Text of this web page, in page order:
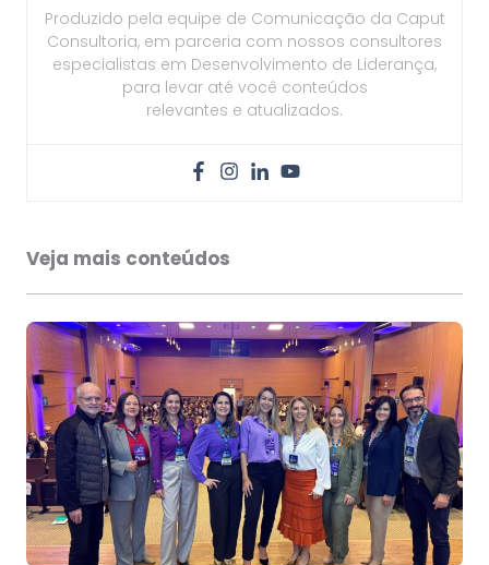
Produzido pela equipe de Comunicação da Caput
Consultoria, em parceria com nossos consultores
especialistas em Desenvolvimento de Liderança,
para levar até você conteúdos
relevantes e atualizados.
Veja mais conteúdos